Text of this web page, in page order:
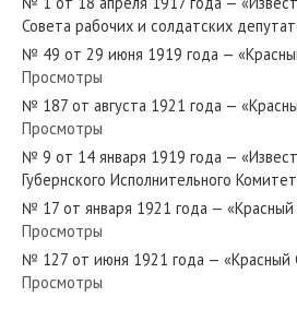
№ 164 от июля 1967 года —
№ 135 от июня 1921 года —
№ 206 от октября 1953 года —
Совета рабочих и солдатских
№ 49 от 29 июня 1919 года —
Просмотры
№ 187 от августа 1921 года —
Просмотры
№ 9 от 14 января 1919 года —
Губернского Исполнительного
№ 17 от января 1921 года — «Красный
Просмотры
№ 127 от июня 1921 года — «Красный
Просмотры